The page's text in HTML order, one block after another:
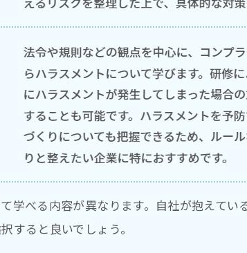
学べる内容が異なります。自社が抱えてい
すると良いでしょう。